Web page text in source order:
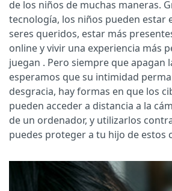
de los niños de muchas maneras.
tecnología, los niños pueden estar
seres queridos, estar más
online y vivir una experiencia más
juegan . Pero siempre que apagan
esperamos que su intimidad
desgracia, hay formas en que los
pueden acceder a distancia a la
de un ordenador, y utilizarlos
puedes proteger a tu hijo de estos